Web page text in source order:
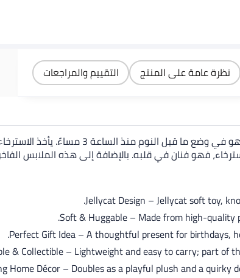
نظرة عامة على المنتج التقييم والمراجعات
تقنيًا، دب بارثولوميو "يستعد للنوم". لكن
فهو فنان في قلبه. بالإضافة إلى هذه الملابس
Jellycat Design – Jellycat soft toy,
Soft & Huggable – Made from high-quality
Perfect Gift Idea – A thoughtful present for birthdays,
& Collectible – Lightweight and easy to carry; part of
Home Décor – Doubles as a playful plush and a quirky